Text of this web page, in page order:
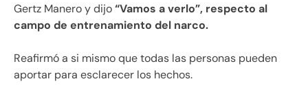
Gertz Manero y dijo“Vamos a verlo”, respecto al
campo de entrenamiento del narco.
Reafirmó a si mismo que todas las personas pueden
aportar para esclarecer los hechos.